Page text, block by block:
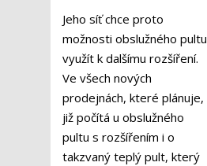
Jeho síť chce proto
možnosti obslužného pultu
využít k dalšímu rozšíření.
Ve všech nových
prodejnách, které plánuje,
již počítá u obslužného
pultu s rozšířením i o
takzvaný teplý pult, který